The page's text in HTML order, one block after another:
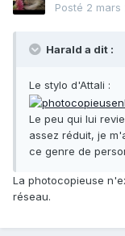
Posté 2 mars
Harald a dit :
Le stylo d'Attali :
Le peu qui lui
assez réduit, je
ce genre de
La photocopieuse
réseau.